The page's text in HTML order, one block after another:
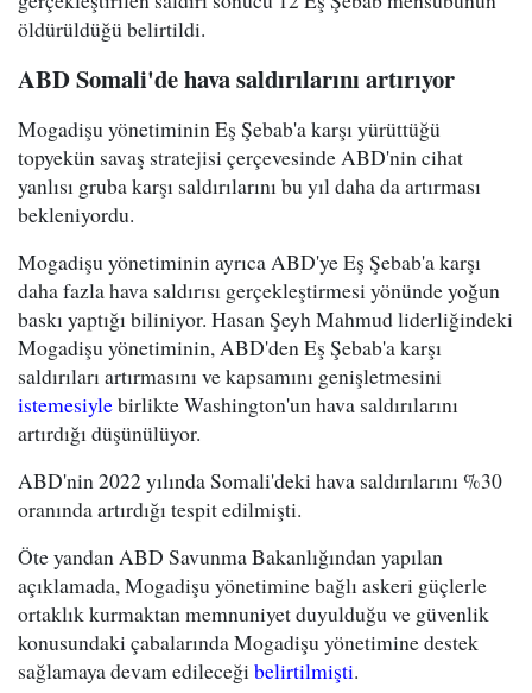
öldürüldüğü belirtildi.
ABD Somali'de hava saldırılarını artırıyor
Mogadişu yönetiminin Eş Şebab'a karşı yürüttüğü
topyekün savaş stratejisi çerçevesinde ABD'nin cihat
yanlısı gruba karşı saldırılarını bu yıl daha da artırması
bekleniyordu.
Mogadişu yönetiminin ayrıca ABD'ye Eş Şebab'a karşı
daha fazla hava saldırısı gerçekleştirmesi yönünde yoğun
baskı yaptığı biliniyor. Hasan Şeyh Mahmud liderliğindeki
Mogadişu yönetiminin, ABD'den Eş Şebab'a karşı
saldırıları artırmasını ve kapsamını genişletmesini
istemesiylebirlikte Washington'un hava saldırılarını
artırdığı düşünülüyor.
ABD'nin 2022 yılında Somali'deki hava saldırılarını %30
oranında artırdığı tespit edilmişti.
Öte yandan ABD Savunma Bakanlığından yapılan
açıklamada, Mogadişu yönetimine bağlı askeri güçlerle
ortaklık kurmaktan memnuniyet duyulduğu ve güvenlik
konusundaki çabalarında Mogadişu yönetimine destek
sağlamaya devam edileceğibelirtilmişti.